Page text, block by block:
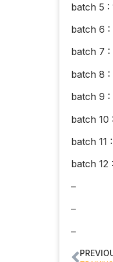
batch 5 :
batch 6 :
batch 7 :
batch 8 :
batch 9 :
batch 10
batch 11
batch 12
–
–
–